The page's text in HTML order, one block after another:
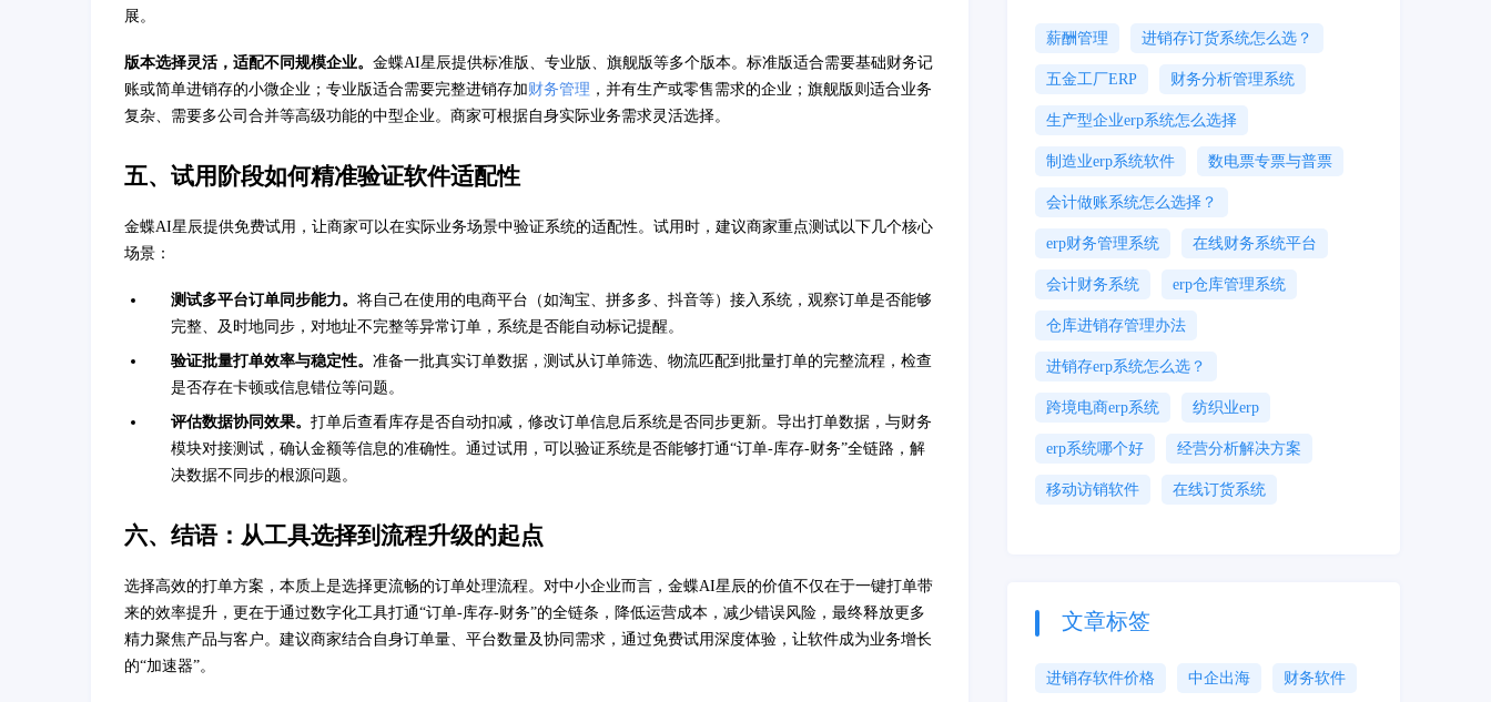
展。
版本选择灵活，适配不同规模企业。 金蝶AI星辰提供标准版、专业版、旗舰版等多个版本。标准版适合需要基础财务记
账或简单进销存的小微企业；专业版适合需要完整进销存加财务管理 ，并有生产或零售需求的企业；旗舰版则适合业务
复杂、需要多公司合并等高级功能的中型企业。商家可根据自身实际业务需求灵活选择。
五、试用阶段如何精准验证软件适配性
金蝶AI星辰提供免费试用，让商家可以在实际业务场景中验证系统的适配性。试用时，建议商家重点测试以下几个核心
场景：
测试多平台订单同步能力。 将自己在使用的电商平台（如淘宝、拼多多、抖音等）接入系统，观察订单是否能够
完整、及时地同步，对地址不完整等异常订单，系统是否能自动标记提醒。
验证批量打单效率与稳定性。 准备一批真实订单数据，测试从订单筛选、物流匹配到批量打单的完整流程，检查
是否存在卡顿或信息错位等问题。
评估数据协同效果。 打单后查看库存是否自动扣减，修改订单信息后系统是否同步更新。导出打单数据，与财务
模块对接测试，确认金额等信息的准确性。通过试用，可以验证系统是否能够打通“订单-库存-财务”全链路，解
决数据不同步的根源问题。
六、结语：从工具选择到流程升级的起点
选择高效的打单方案，本质上是选择更流畅的订单处理流程。对中小企业而言，金蝶AI星辰的价值不仅在于一键打单带
来的效率提升，更在于通过数字化工具打通“订单-库存-财务”的全链条，降低运营成本，减少错误风险，最终释放更多
精力聚焦产品与客户。建议商家结合自身订单量、平台数量及协同需求，通过免费试用深度体验，让软件成为业务增长
的“加速器”。
薪酬管理 进销存订货系统怎么选？
五金工厂ERP 财务分析管理系统
生产型企业erp系统怎么选择
制造业erp系统软件 数电票专票与普票
会计做账系统怎么选择？
erp财务管理系统 在线财务系统平台
会计财务系统 erp仓库管理系统
仓库进销存管理办法
进销存erp系统怎么选？
跨境电商erp系统 纺织业erp
erp系统哪个好 经营分析解决方案
移动访销软件 在线订货系统
文章标签
进销存软件价格 中企出海 财务软件